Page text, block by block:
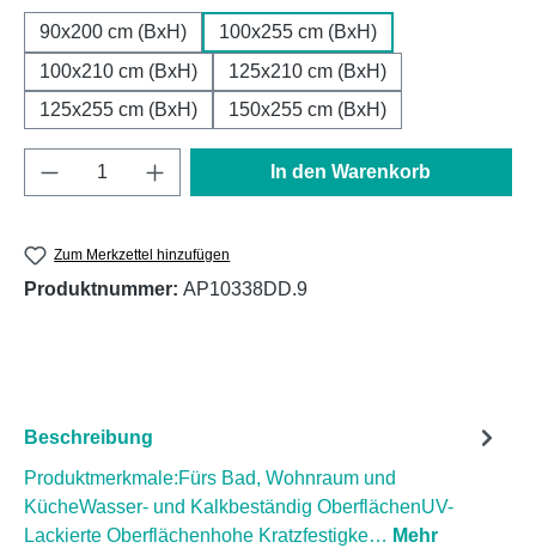
90x200 cm (BxH)
100x255 cm (BxH)
100x210 cm (BxH)
125x210 cm (BxH)
125x255 cm (BxH)
150x255 cm (BxH)
Produkt Anzahl: Gib den gewünschten
In den Warenkorb
Zum Merkzettel hinzufügen
Produktnummer: AP10338DD.9
Beschreibung
Produktmerkmale:Fürs Bad, Wohnraum und
KücheWasser- und Kalkbeständig OberflächenUV-
Lackierte Oberflächenhohe Kratzfestigke… Mehr